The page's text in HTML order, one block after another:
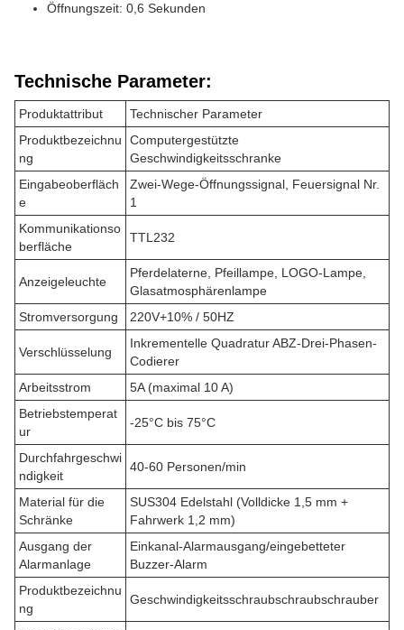
Öffnungszeit: 0,6 Sekunden
Technische Parameter:
Produktattribut
Technischer Parameter
Produktbezeichnu
ng
Computergestützte
Geschwindigkeitsschranke
Eingabeoberfläch
e
Zwei-Wege-Öffnungssignal, Feuersignal Nr.
1
Kommunikationso
berfläche
TTL232
Anzeigeleuchte
Pferdelaterne, Pfeillampe, LOGO-Lampe,
Glasatmosphärenlampe
Stromversorgung
220V+10% / 50HZ
Verschlüsselung
Inkrementelle Quadratur ABZ-Drei-Phasen-
Codierer
Arbeitsstrom
5A (maximal 10 A)
Betriebstemperat
ur
-25°C bis 75°C
Durchfahrgeschwi
ndigkeit
40-60 Personen/min
Material für die
Schränke
SUS304 Edelstahl (Volldicke 1,5 mm +
Fahrwerk 1,2 mm)
Ausgang der
Alarmanlage
Einkanal-Alarmausgang/eingebetteter
Buzzer-Alarm
Produktbezeichnu
ng
Geschwindigkeitsschraubschraubschrauber